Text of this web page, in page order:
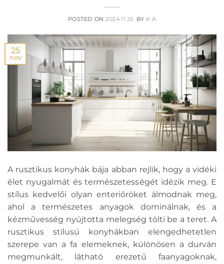
POSTED ON2024.11.25. BY K A
25
nov
A rusztikus konyhák bája abban rejlik, hogy a vidéki
élet nyugalmát és természetességét idézik meg. E
stílus kedvelői olyan enteriőröket álmodnak meg,
ahol a természetes anyagok dominálnak, és a
kézművesség nyújtotta melegség tölti be a teret. A
rusztikus stílusú konyhákban elengedhetetlen
szerepe van a fa elemeknek, különösen a durván
megmunkált, látható erezetű faanyagoknak,